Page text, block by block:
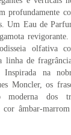
profundamente
Um Eau de
olfativa
linha de
na
Moncler, os
moderna dos
cor âmbar-